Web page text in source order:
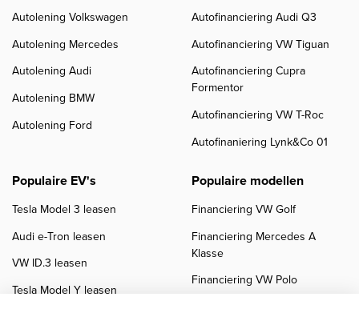
Autolening Volkswagen
Autolening Mercedes
Autolening Audi
Autolening BMW
Autolening Ford
Autofinanciering Audi Q3
Autofinanciering VW Tiguan
Autofinanciering Cupra
Formentor
Autofinanciering VW T-Roc
Autofinaniering Lynk&Co 01
Populaire EV's
Tesla Model 3 leasen
Audi e-Tron leasen
VW ID.3 leasen
Tesla Model Y leasen
Populaire modellen
Financiering VW Golf
Financiering Mercedes A
Klasse
Financiering VW Polo